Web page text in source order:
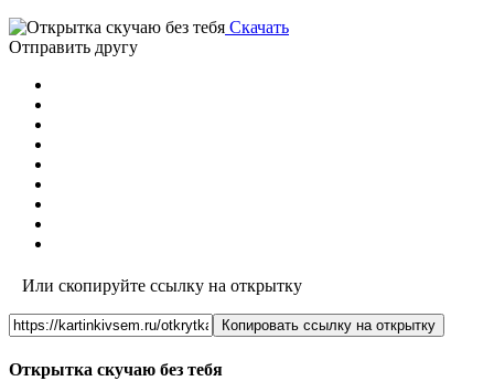
Скачать
Отправить другу
Или скопируйте ссылку на открытку
Копировать ссылку на открытку
Открытка скучаю без тебя